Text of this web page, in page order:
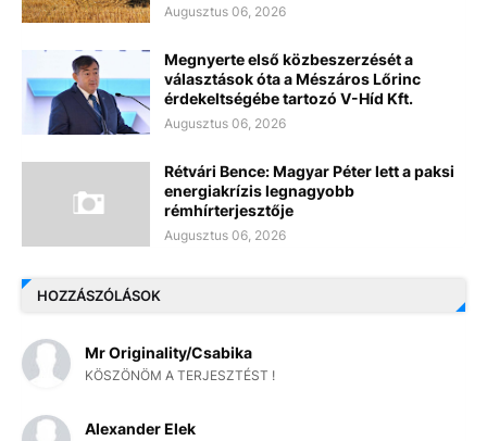
Augusztus 06, 2026
Megnyerte első közbeszerzését a
választások óta a Mészáros Lőrinc
érdekeltségébe tartozó V-Híd Kft.
Augusztus 06, 2026
Rétvári Bence: Magyar Péter lett a paksi
energiakrízis legnagyobb
rémhírterjesztője
Augusztus 06, 2026
HOZZÁSZÓLÁSOK
Mr Originality/Csabika
KÖSZÖNÖM A TERJESZTÉST !
Alexander Elek